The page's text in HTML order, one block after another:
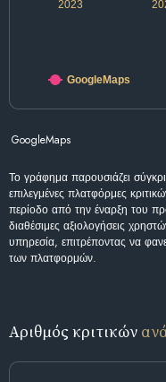
2023
GoogleMaps
GoogleMaps
Το γράφημα παρουσιάζει
επιλεγμένες πλατφόρμες
περίοδο από την έναρξη του
διαθέσιμες αξιολογήσεις
υπηρεσία, επιτρέποντας να
των πλατφορμών.
Αριθμός κριτικών